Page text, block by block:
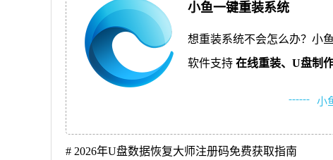
小鱼一键重装系统
想重装系统不会怎么办？小
软件支持 在线重装、 U盘制作
------ 小
# 2026年U盘数据恢复大师注册码免费获取指南